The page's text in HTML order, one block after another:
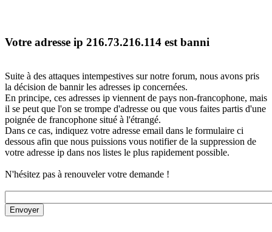
Votre adresse ip 216.73.216.114 est banni
Suite à des attaques intempestives sur notre forum, nous avons pris
la décision de bannir les adresses ip concernées.
En principe, ces adresses ip viennent de pays non-francophone, mais
il se peut que l'on se trompe d'adresse ou que vous faites partis d'une
poignée de francophone situé à l'étrangé.
Dans ce cas, indiquez votre adresse email dans le formulaire ci
dessous afin que nous puissions vous notifier de la suppression de
votre adresse ip dans nos listes le plus rapidement possible.
N'hésitez pas à renouveler votre demande !